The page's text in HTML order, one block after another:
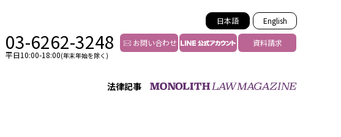
日本語 English
03-6262-3248
平日10:00-18:00(年末年始を除く)
お問い合わせ 資料請求
法律記事